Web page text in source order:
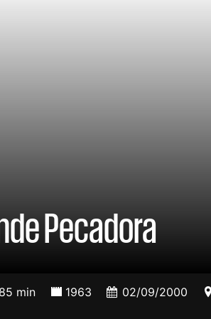
Pecadora
85 min 1963 02/09/2000